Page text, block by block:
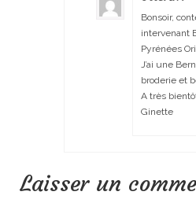
Bonsoir,
intervenant
Pyrénées
J’ai une
broderie et
A très
Ginette
Laisser un